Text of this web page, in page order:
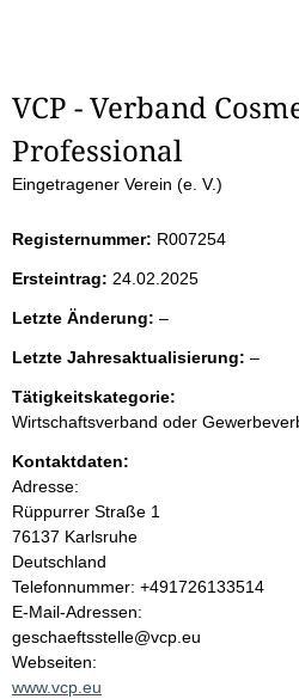
S
e
t
e
n
i
n
h
a
l
t
VCP - Verband
Professional
Eingetragener Verein (e. V.)
Registernummer: R007254
Ersteintrag: 24.02.2025
Letzte Änderung: –l
e
r
Letzte Jahresaktualisierung: –l
r
Tätigkeitskategorie:
Wirtschaftsverband oder
Kontaktdaten:
Adresse:
Rüppurrer Straße 1
76137 Karlsruhe
Deutschland
K
o
n
t
a
Telefonnummer: +491726133514
E-Mail-Adressen:
geschaeftsstelle@vcp.eu
Webseiten:
www.vcp.eu